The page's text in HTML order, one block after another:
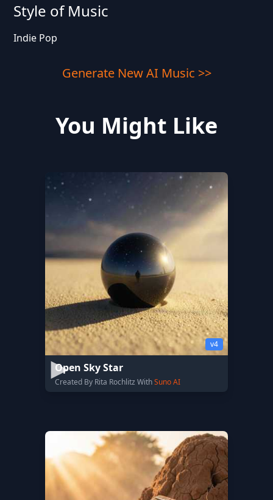
Style of Music
Indie Pop
Generate New AI Music >>
You Might Like
v4
Open Sky Star
Created By Rita Rochlitz WithSuno AI